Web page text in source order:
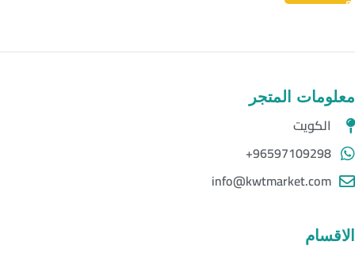
معلومات المتجر
الكويت
96597109298+
info@kwtmarket.com
الاقسام